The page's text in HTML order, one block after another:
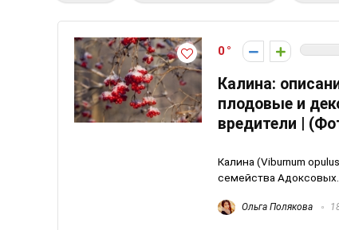
0
Калина:
плодовые и
вредители |
Калина (Viburnum
семейства
Ольга Полякова